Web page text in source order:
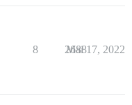
8 2688
Mai 17, 2022